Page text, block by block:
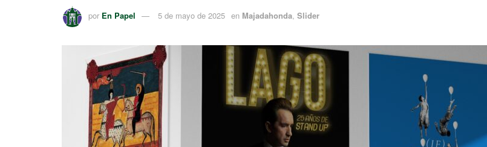
por En Papel 5 de mayo de 2025 en Majadahonda, Slider